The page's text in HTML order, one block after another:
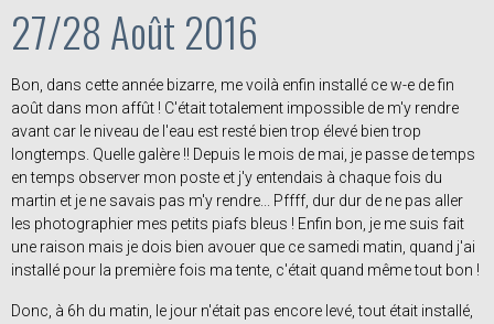
27/28 Août 2016
Bon, dans cette année bizarre, me voilà enfin installé ce w-e de fin
août dans mon affût ! C'était totalement impossible de m'y rendre
avant car le niveau de l'eau est resté bien trop élevé bien trop
longtemps. Quelle galère !! Depuis le mois de mai, je passe de temps
en temps observer mon poste et j'y entendais à chaque fois du
martin et je ne savais pas m'y rendre... Pffff, dur dur de ne pas aller
les photographier mes petits piafs bleus ! Enfin bon, je me suis fait
une raison mais je dois bien avouer que ce samedi matin, quand j'ai
installé pour la première fois ma tente, c'était quand même tout bon !
Donc, à 6h du matin, le jour n'était pas encore levé, tout était installé,